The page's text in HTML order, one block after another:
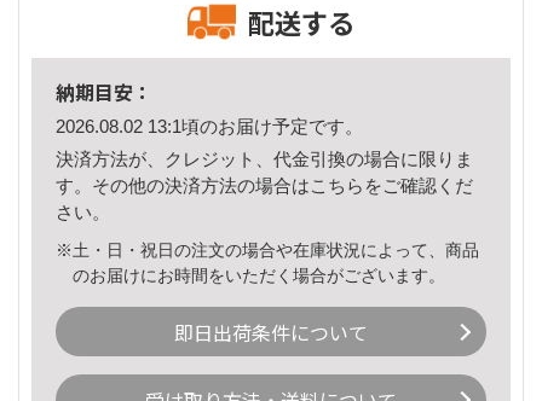
配送する
納期目安：
2026.08.02 13:1頃のお届け予定です。
決済方法が、クレジット、代金引換の場合に限りま
す。その他の決済方法の場合はこちら をご確認くだ
さい。
※土・日・祝日の注文の場合や在庫状況によって、商品
のお届けにお時間をいただく場合がございます。
即日出荷条件について